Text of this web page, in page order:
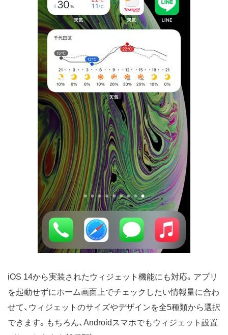
iOS 14から実装されたウィジェット機能にも対応。アプリ
を起動せずにホーム画面上でチェックしたい情報量に合わ
せて、ウィジェットのサイズやデザインを全5種類から選択
できます。もちろん、Androidスマホでもウィジェット設置